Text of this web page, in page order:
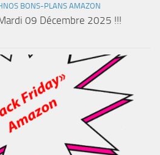
BONS-PLANS AMAZON
09 Décembre 2025 !!!